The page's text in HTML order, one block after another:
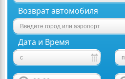
Возврат автомобиля
Дата и Время